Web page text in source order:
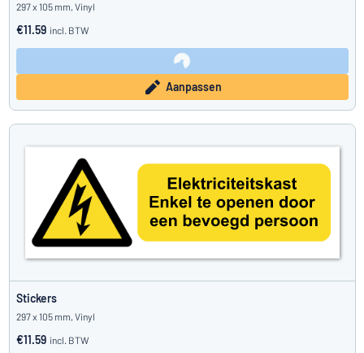
297 x 105 mm, Vinyl
€11.59 incl. BTW
Aanpassen
Stickers
297 x 105 mm, Vinyl
€11.59 incl. BTW